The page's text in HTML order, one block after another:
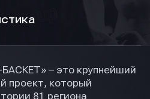
– это крупнейший
проект, который
81 региона